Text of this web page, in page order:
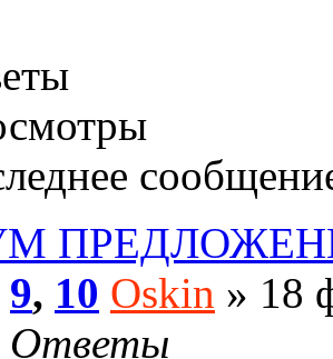
9, 10 Oskin » 18
Ответы